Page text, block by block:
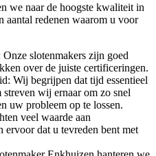
we naar de hoogste kwaliteit in
aantal redenen waarom u voor
slotenmakers zijn goed
over de juiste certificeringen.
Wij begrijpen dat tijd essentieel
wij ernaar om zo snel
uw probleem op te lossen.
veel waarde aan
ervoor dat u tevreden bent met